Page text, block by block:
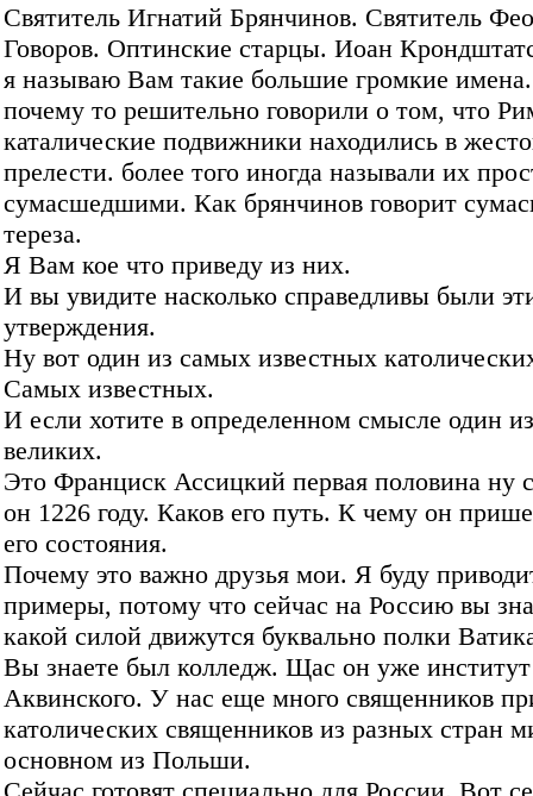
Святитель Игнатий Брянчинов. Святитель
Говоров. Оптинские старцы. Иоан
я называю Вам такие большие громкие
почему то решительно говорили о том, что
каталические подвижники находились в
прелести. более того иногда называли их
сумасшедшими. Как брянчинов говорит
тереза.
Я Вам кое что приведу из них.
И вы увидите насколько справедливы были
утверждения.
Ну вот один из самых известных
Самых известных.
И если хотите в определенном смысле один
великих.
Это Франциск Ассицкий первая половина ну
он 1226 году. Каков его путь. К чему он
его состояния.
Почему это важно друзья мои. Я буду
примеры, потому что сейчас на Россию вы
какой силой движутся буквально полки
Вы знаете был колледж. Щас он уже
Аквинского. У нас еще много священников
католических священников из разных стран
основном из Польши.
Сейчас готовят специально для России. Вот